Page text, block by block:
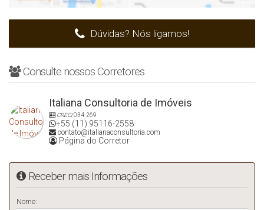
Dúvidas? Nós ligamos!
Consulte nossos Corretores
Italiana Consultoria de Imóveis
CRECI034-269
+55 (11) 95116-2558
contato@italianaconsultoria.com
Página do Corretor
Receber mais Informações
Nome: